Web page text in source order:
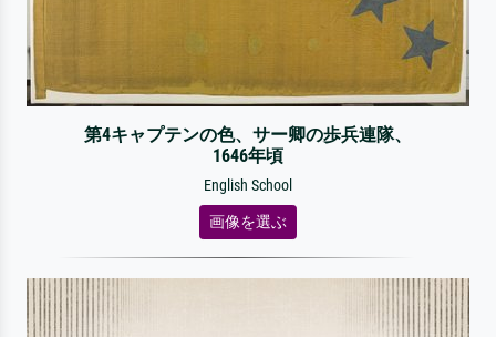
第4キャプテンの色、サー卿の歩兵連隊、
1646年頃
English School
画像を選ぶ